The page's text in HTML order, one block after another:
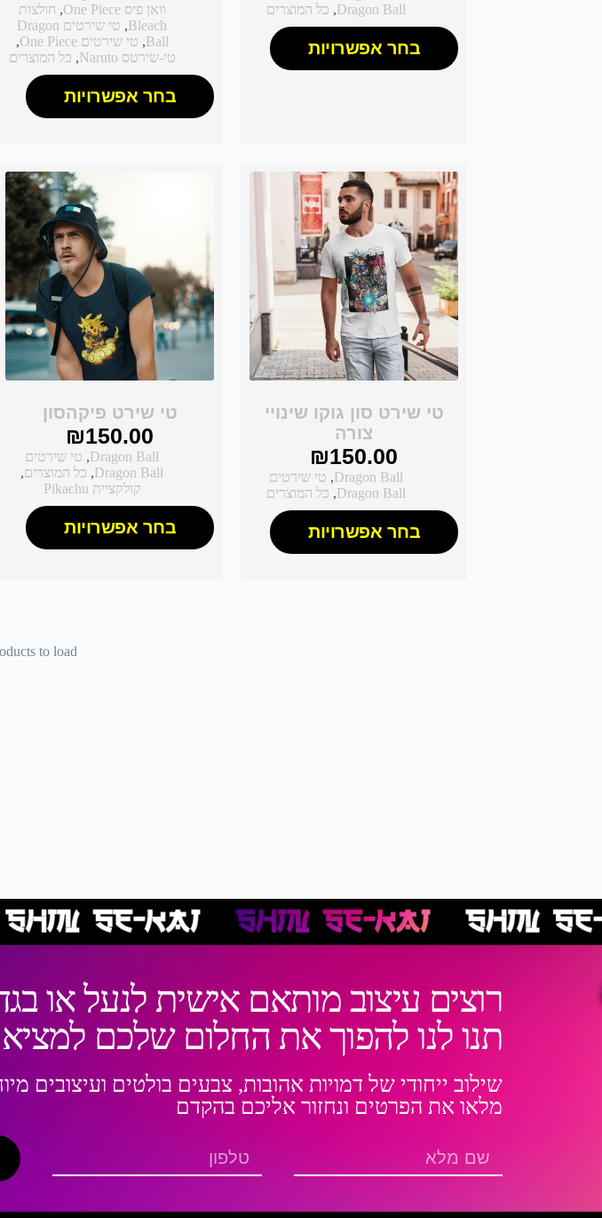
Dragon Ball
, כל המוצרים
בחר אפשרויות
וואן פיס One Piece
, חולצות
Bleach
,
טי שירטים Dragon
Ball
, טי שירטים One Piece
,
טי-שירטס Naruto
, כל המוצרים
בחר אפשרויות
טי שירט סון גוקו שינויי
צורה
₪150.00
Dragon Ball
, טי שירטים
Dragon Ball
, כל המוצרים
בחר אפשרויות
טי שירט פיקהסון
₪150.00
Dragon Ball
, טי שירטים
Dragon Ball
, כל המוצרים,
קולקציית Pikachu
בחר אפשרויות
to load
רוצים עיצוב מותאם אישית לנעל או
תנו לנו להפוך את החלום שלכם
שילוב ייחודי של דמויות אהובות, צבעים בולטים ועיצובים
מלאו את הפרטים ונחזור אליכם בהקדם